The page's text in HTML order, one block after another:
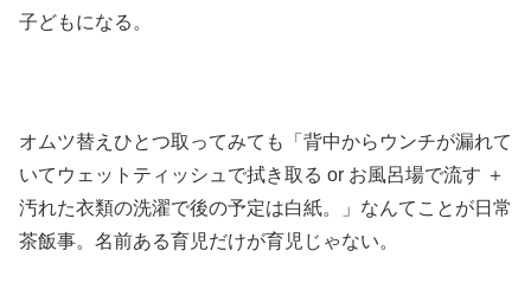
子どもになる。
オムツ替えひとつ取ってみても「背中からウンチが漏れて
いてウェットティッシュで拭き取る or お風呂場で流す ＋
汚れた衣類の洗濯で後の予定は白紙。」なんてことが日常
茶飯事。名前ある育児だけが育児じゃない。